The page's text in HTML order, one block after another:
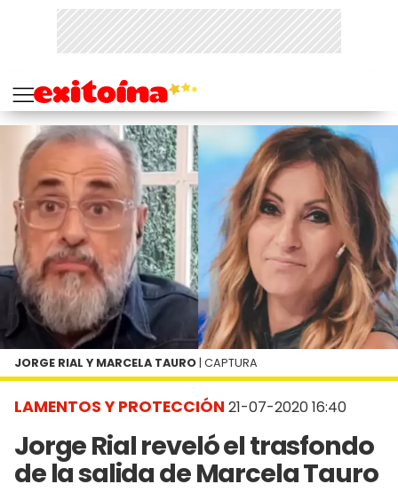
LAMENTOS Y PROTECCIÓN 21-07-2020 16:40
Jorge Rial reveló el trasfondo
de la salida de Marcela Tauro
JORGE RIAL Y MARCELA TAURO | CAPTURA